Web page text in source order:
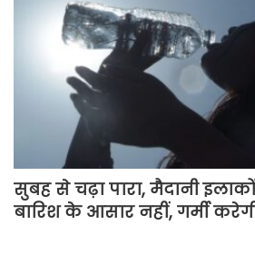
सुबह से चढ़ा पारा, मैदानी
बारिश के आसार नहीं, गर्मी